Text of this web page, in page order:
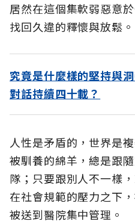
居然在這個集軟弱惡意
找回久違的釋懷與放鬆。
究竟是什麼樣的堅持與
對話持續四十載？
人性是矛盾的，世界是
被馴養的綿羊，總是跟
隊；只要跟別人不一樣
在社會規範的壓力之下
被送到醫院集中管理。